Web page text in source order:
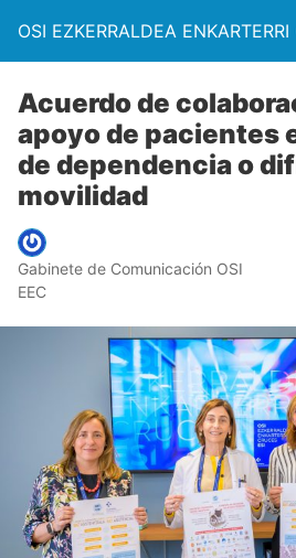
OSI EZKERRALDEA
Acuerdo de
apoyo de pacientes
de dependencia o
movilidad
Gabinete de Comunicación OSI
EEC